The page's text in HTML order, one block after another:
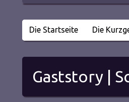
Clue Writing
Die Startseite Die
Gaststory |